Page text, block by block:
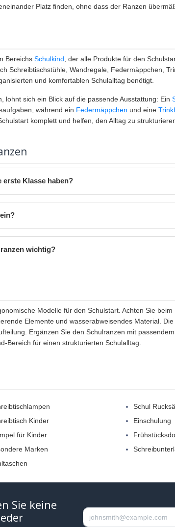
Platz finden, ohne dass der Ranzen
Bereichs Schulkind , der alle Produkte für den
Schreibtischstühle, Wandregale, Federmäppchen,
und komfortablen Schulalltag benötigt.
sich ein Blick auf die passende Ausstattung: Ein
während ein Federmäppchen und eine
komplett und helfen, den Alltag zu
erste Klasse haben?
wichtig?
Modelle für den Schulstart. Achten Sie
Elemente und wasserabweisendes Material.
Ergänzen Sie den Schulranzen mit
Bereich für einen strukturierten Schulalltag.
Kinder
für Kinder
Marken
Schul
Einschulung
Sie keine